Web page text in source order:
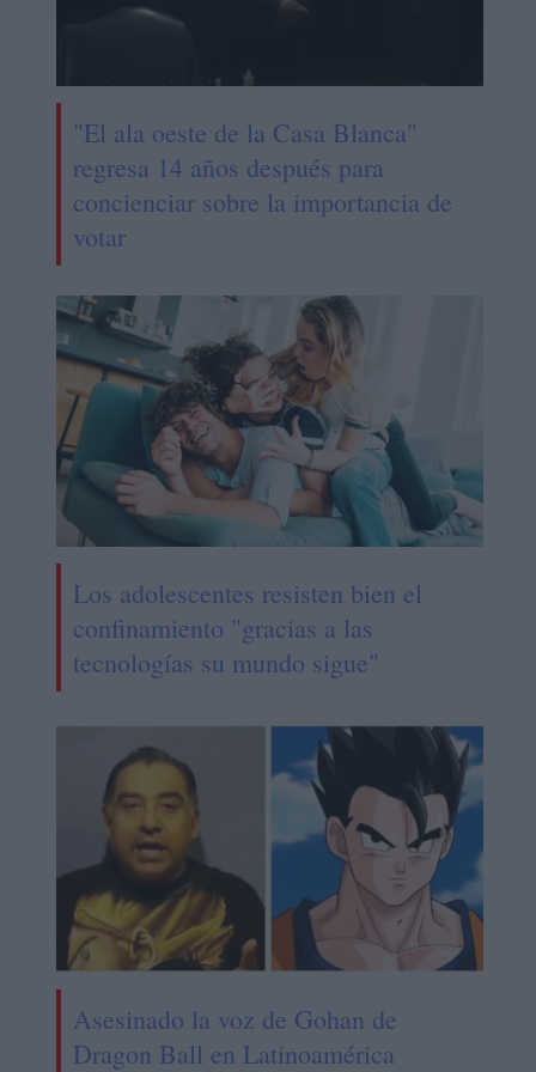
"El ala oeste de la Casa Blanca"
regresa 14 años después para
concienciar sobre la importancia de
votar
Los adolescentes resisten bien el
confinamiento "gracias a las
tecnologías su mundo sigue"
Asesinado la voz de Gohan de
Dragon Ball en Latinoamérica